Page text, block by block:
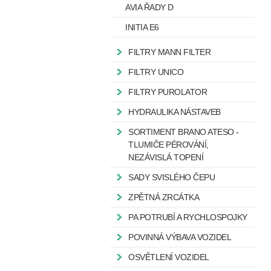
AVIA ŘADY D
INITIA E6
FILTRY MANN FILTER
FILTRY UNICO
FILTRY PUROLATOR
HYDRAULIKA NÁSTAVEB
SORTIMENT BRANO ATESO -
TLUMIČE PÉROVÁNÍ,
NEZÁVISLÁ TOPENÍ
SADY SVISLÉHO ČEPU
ZPĚTNÁ ZRCÁTKA
PA POTRUBÍ A RYCHLOSPOJKY
POVINNÁ VÝBAVA VOZIDEL
OSVĚTLENÍ VOZIDEL